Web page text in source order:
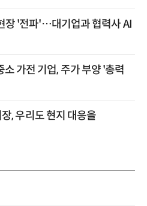
장 '전파'…대기업과 협력사 AI
가전 기업, 주가 부양 '총력
, 우리도 현지 대응을